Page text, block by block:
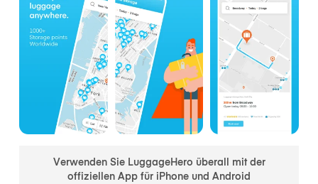
Verwenden Sie LuggageHero überall mit der
offiziellen App für iPhone und Android